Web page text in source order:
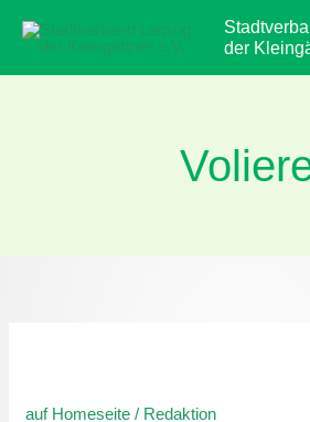
Inhalt
springen
der
auf Homeseite / Redaktion